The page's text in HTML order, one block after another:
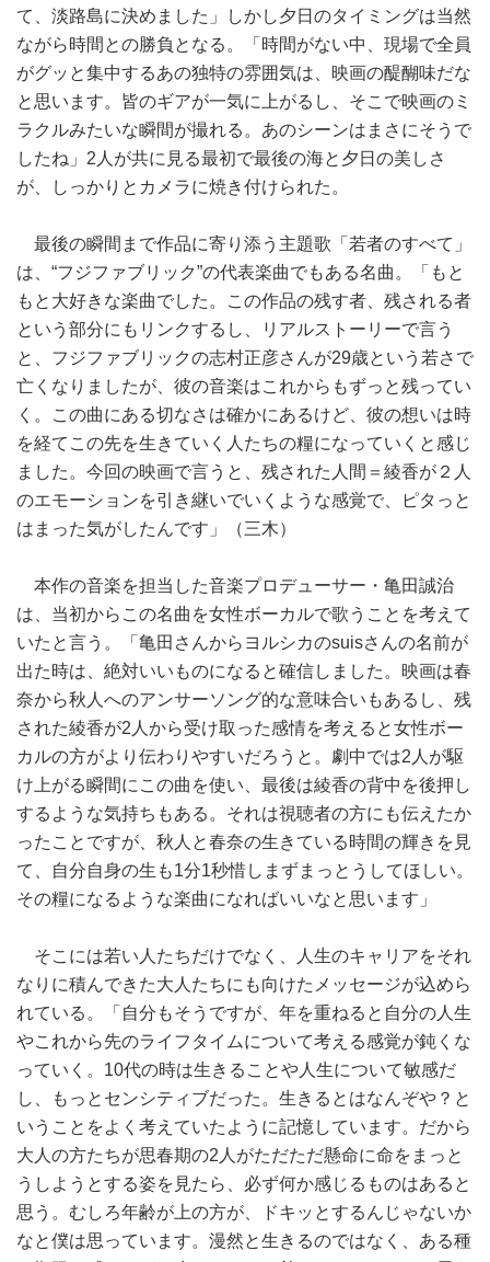
て、淡路島に決めました」しかし夕日のタイミングは当然
ながら時間との勝負となる。「時間がない中、現場で全員
がグッと集中するあの独特の雰囲気は、映画の醍醐味だな
と思います。皆のギアが一気に上がるし、そこで映画のミ
ラクルみたいな瞬間が撮れる。あのシーンはまさにそうで
したね」2人が共に見る最初で最後の海と夕日の美しさ
が、しっかりとカメラに焼き付けられた。
最後の瞬間まで作品に寄り添う主題歌「若者のすべて」
は、“フジファブリック”の代表楽曲でもある名曲。「もと
もと大好きな楽曲でした。この作品の残す者、残される者
という部分にもリンクするし、リアルストーリーで言う
と、フジファブリックの志村正彦さんが29歳という若さで
亡くなりましたが、彼の音楽はこれからもずっと残ってい
く。この曲にある切なさは確かにあるけど、彼の想いは時
を経てこの先を生きていく人たちの糧になっていくと感じ
ました。今回の映画で言うと、残された人間＝綾香が２人
のエモーションを引き継いでいくような感覚で、ピタっと
はまった気がしたんです」（三木）
本作の音楽を担当した音楽プロデューサー・亀田誠治
は、当初からこの名曲を女性ボーカルで歌うことを考えて
いたと言う。「亀田さんからヨルシカのsuisさんの名前が
出た時は、絶対いいものになると確信しました。映画は春
奈から秋人へのアンサーソング的な意味合いもあるし、残
された綾香が2人から受け取った感情を考えると女性ボー
カルの方がより伝わりやすいだろうと。劇中では2人が駆
け上がる瞬間にこの曲を使い、最後は綾香の背中を後押し
するような気持ちもある。それは視聴者の方にも伝えたか
ったことですが、秋人と春奈の生きている時間の輝きを見
て、自分自身の生も1分1秒惜しまずまっとうしてほしい。
その糧になるような楽曲になればいいなと思います」
そこには若い人たちだけでなく、人生のキャリアをそれ
なりに積んできた大人たちにも向けたメッセージが込めら
れている。「自分もそうですが、年を重ねると自分の人生
やこれから先のライフタイムについて考える感覚が鈍くな
っていく。10代の時は生きることや人生について敏感だ
し、もっとセンシティブだった。生きるとはなんぞや？と
いうことをよく考えていたように記憶しています。だから
大人の方たちが思春期の2人がただただ懸命に命をまっと
うしようとする姿を見たら、必ず何か感じるものはあると
思う。むしろ年齢が上の方が、ドキッとするんじゃないか
なと僕は思っています。漫然と生きるのではなく、ある種